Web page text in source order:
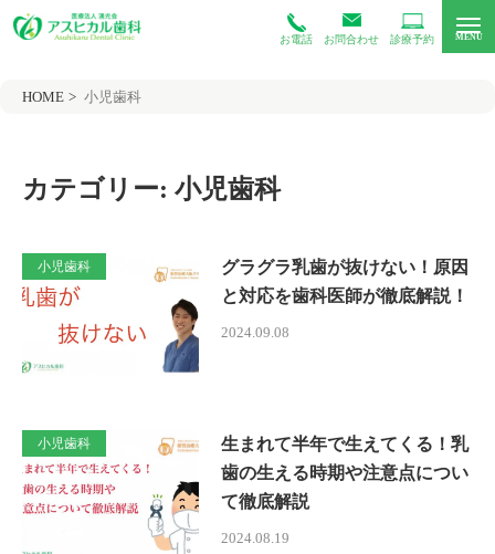
お電話 お問合わせ 診療予約
HOME 小児歯科
カテゴリー: 小児歯科
小児歯科
グラグラ乳歯が抜けない！原因
と対応を歯科医師が徹底解説！
2024.09.08
小児歯科
生まれて半年で生えてくる！乳
歯の生える時期や注意点につい
て徹底解説
2024.08.19